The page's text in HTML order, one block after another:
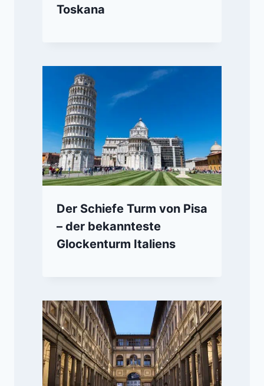
Toskana
Der Schiefe Turm von Pisa
– der bekannteste
Glockenturm Italiens